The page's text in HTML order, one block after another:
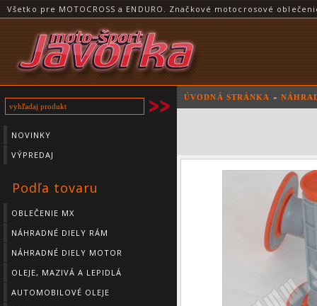
Všetko pre MOTOCROSS a ENDURO. Značkové motocrosové
NOVINKY
VÝPREDAJ
Podľa tovaru
OBLEČENIE MX
NÁHRADNÉ DIELY RÁM
NÁHRADNÉ DIELY MOTOR
OLEJE, MAZIVÁ A LEPIDLÁ
AUTOMOBILOVÉ OLEJE
ÚVODNÁ STRÁNKA »